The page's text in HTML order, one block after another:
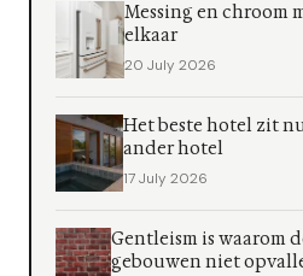
Messing en chroom
elkaar
20 July 2026
Het beste hotel zit
ander hotel
17 July 2026
Gentleism is waarom
gebouwen niet